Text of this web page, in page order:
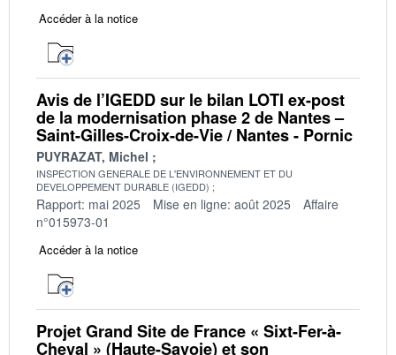
Accéder à la notice
Avis de l’IGEDD sur le bilan LOTI ex-post
de la modernisation phase 2 de Nantes –
Saint-Gilles-Croix-de-Vie / Nantes - Pornic
PUYRAZAT, Michel
INSPECTION GENERALE DE L'ENVIRONNEMENT ET DU
DEVELOPPEMENT DURABLE (IGEDD)
Rapport: mai 2025 Mise en ligne: août 2025
Affaire
n°015973-01
Accéder à la notice
Projet Grand Site de France « Sixt-Fer-à-
Cheval » (Haute-Savoie) et son